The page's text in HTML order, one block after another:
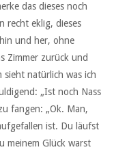
das dieses noch
recht eklig, dieses
und her, ohne
Zimmer zurück und
sieht natürlich was ich
„Ist noch Nass
fangen: „Ok. Man,
ist. Du läufst
meinem Glück warst